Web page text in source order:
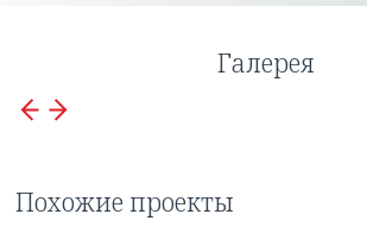
Галерея
Похожие проекты